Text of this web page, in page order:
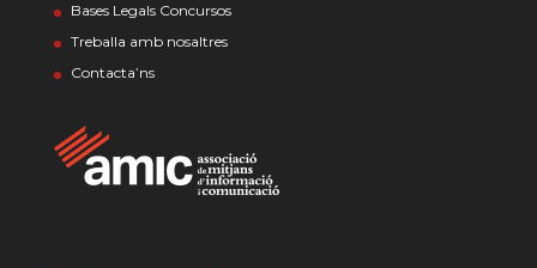
Bases Legals Concursos
Treballa amb nosaltres
Contacta’ns